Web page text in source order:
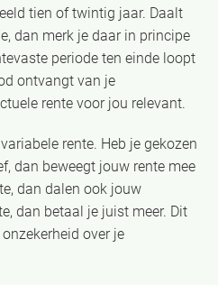
tien of twintig jaar. Daalt
dan merk je daar in principe
periode ten einde loopt
ontvangt van je
rente voor jou relevant.
rente. Heb je gekozen
dan beweegt jouw rente mee
dan dalen ook jouw
dan betaal je juist meer. Dit
over je